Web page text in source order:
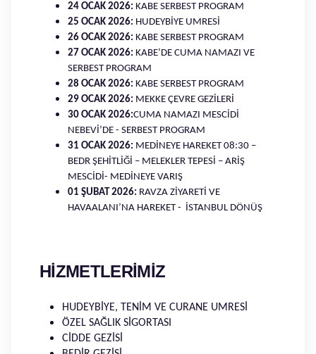
24 OCAK 2026: KABE SERBEST PROGRAM
25 OCAK 2026: HUDEYBİYE UMRESİ
26 OCAK 2026: KABE SERBEST PROGRAM
27 OCAK 2026: KABE’DE CUMA NAMAZI VE
SERBEST PROGRAM
28 OCAK 2026: KABE SERBEST PROGRAM
29 OCAK 2026: MEKKE ÇEVRE GEZİLERİ
30 OCAK 2026:CUMA NAMAZI MESCİDİ
NEBEVİ’DE - SERBEST PROGRAM
31 OCAK 2026: MEDİNEYE HAREKET 08:30 –
BEDR ŞEHİTLİĞİ – MELEKLER TEPESİ – ARİŞ
MESCİDİ- MEDİNEYE VARIŞ
01 ŞUBAT 2026: RAVZA ZİYARETİ VE
HAVAALANI’NA HAREKET - İSTANBUL DÖNÜŞ
HİZMETLERİMİZ
HUDEYBİYE, TENİM VE CURANE UMRESİ
ÖZEL SAĞLIK SİGORTASI
CİDDE GEZİSİ